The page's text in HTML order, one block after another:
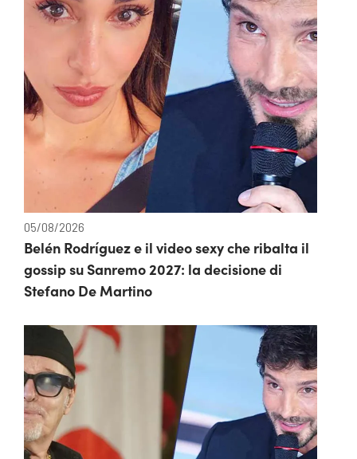
05/08/2026
Belén Rodríguez e il video sexy che ribalta il
gossip su Sanremo 2027: la decisione di
Stefano De Martino